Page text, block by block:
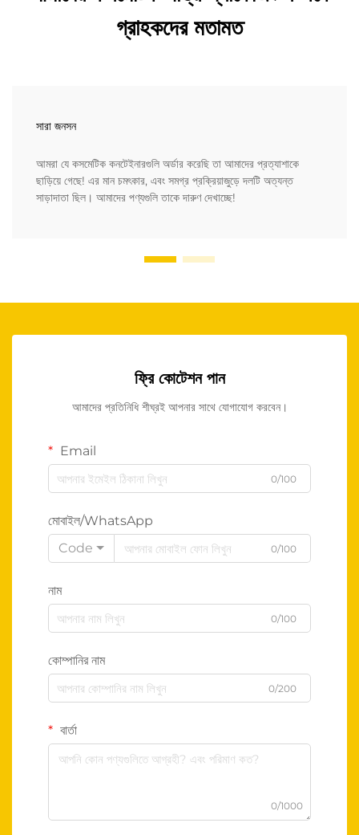
গ্রাহকদের মতামত
সারা জনসন
আমরা যে কসমেটিক কনটেইনারগুলি অর্ডার করেছি তা আমাদের প্রত্যাশাকে
ছাড়িয়ে গেছে! এর মান চমৎকার, এবং সমগ্র প্রক্রিয়াজুড়ে দলটি অত্যন্ত
সাড়াদাতা ছিল। আমাদের পণ্যগুলি তাকে দারুণ দেখাচ্ছে!
ফ্রি কোটেশন পান
আমাদের প্রতিনিধি শীঘ্রই আপনার সাথে যোগাযোগ করবেন।
Email
0/100
মোবাইল/WhatsApp
Code
0/100
নাম
0/100
কোম্পানির নাম
0/200
বার্তা
0/1000